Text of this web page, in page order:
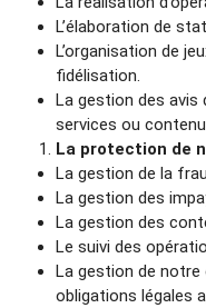
L’élaboration de
L’organisation de
fidélisation.
La gestion des avis
services ou
La protection de
La gestion de la
La gestion des
La gestion des
Le suivi des
La gestion de
obligations légales